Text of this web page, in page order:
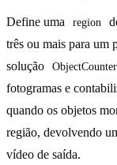
Define uma region
três ou mais para um
solução
ObjectCounter
fotogramas e
quando os objetos
região, devolvendo
vídeo de saída.